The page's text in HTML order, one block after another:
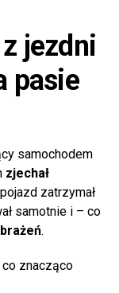
jezdni
pasie
samochodem
zjechał
zatrzymał
samotnie i – co
.
co znacząco